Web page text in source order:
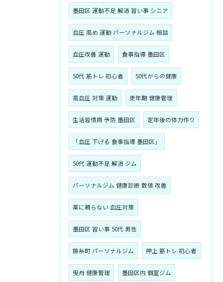
墨田区 運動不足 解消 習い事 シニア
血圧 高め 運動 パーソナルジム 相談
血圧改善 運動 食事指導 墨田区
50代 筋トレ 初心者 50代からの健康
高血圧 対策 運動 更年期 健康管理
生活習慣病 予防 墨田区 定年後の体力作り
「血圧 下げる 食事指導 墨田区」
50代 運動不足 解消 ジム
パーソナルジム 健康診断 数値 改善
薬に頼らない 血圧対策
墨田区 習い事 50代 男性
錦糸町 パーソナルジム 押上 筋トレ 初心者
曳舟 健康管理 墨田区内 個室ジム